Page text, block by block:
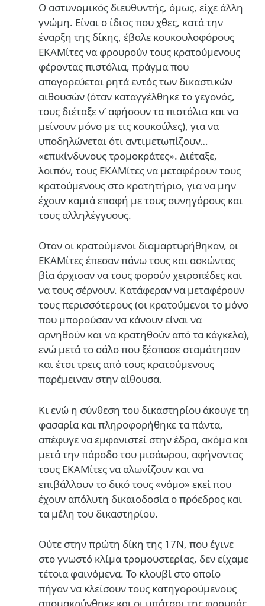
Ο αστυνομικός διευθυντής, όμως, είχε άλλη
γνώμη. Είναι ο ίδιος που χθες, κατά την
έναρξη της δίκης, έβαλε κουκουλοφόρους
ΕΚΑΜίτες να φρουρούν τους κρατούμενους
φέροντας πιστόλια, πράγμα που
απαγορεύεται ρητά εντός των δικαστικών
αιθουσών (όταν καταγγέλθηκε το γεγονός,
τους διέταξε ν’ αφήσουν τα πιστόλια και να
μείνουν μόνο με τις κουκούλες), για να
υποδηλώνεται ότι αντιμετωπίζουν…
«επικίνδυνους τρομοκράτες». Διέταξε,
λοιπόν, τους ΕΚΑΜίτες να μεταφέρουν τους
κρατούμενους στο κρατητήριο, για να μην
έχουν καμιά επαφή με τους συνηγόρους και
τους αλληλέγγυους.
Οταν οι κρατούμενοι διαμαρτυρήθηκαν, οι
ΕΚΑΜίτες έπεσαν πάνω τους και ασκώντας
βία άρχισαν να τους φορούν χειροπέδες και
να τους σέρνουν. Κατάφεραν να μεταφέρουν
τους περισσότερους (οι κρατούμενοι το μόνο
που μπορούσαν να κάνουν είναι να
αρνηθούν και να κρατηθούν από τα κάγκελα),
ενώ μετά το σάλο που ξέσπασε σταμάτησαν
και έτσι τρεις από τους κρατούμενους
παρέμειναν στην αίθουσα.
Κι ενώ η σύνθεση του δικαστηρίου άκουγε τη
φασαρία και πληροφορήθηκε τα πάντα,
απέφυγε να εμφανιστεί στην έδρα, ακόμα και
μετά την πάροδο του μισάωρου, αφήνοντας
τους ΕΚΑΜίτες να αλωνίζουν και να
επιβάλλουν το δικό τους «νόμο» εκεί που
έχουν απόλυτη δικαιοδοσία ο πρόεδρος και
τα μέλη του δικαστηρίου.
Ούτε στην πρώτη δίκη της 17Ν, που έγινε
στο γνωστό κλίμα τρομοϋστερίας, δεν είχαμε
τέτοια φαινόμενα. Το κλουβί στο οποίο
πήγαν να κλείσουν τους κατηγορούμενους
απομακρύνθηκε και οι μπάτσοι της φρουράς